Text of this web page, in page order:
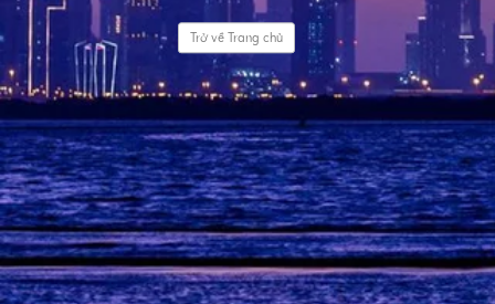
Trở về Trang chủ